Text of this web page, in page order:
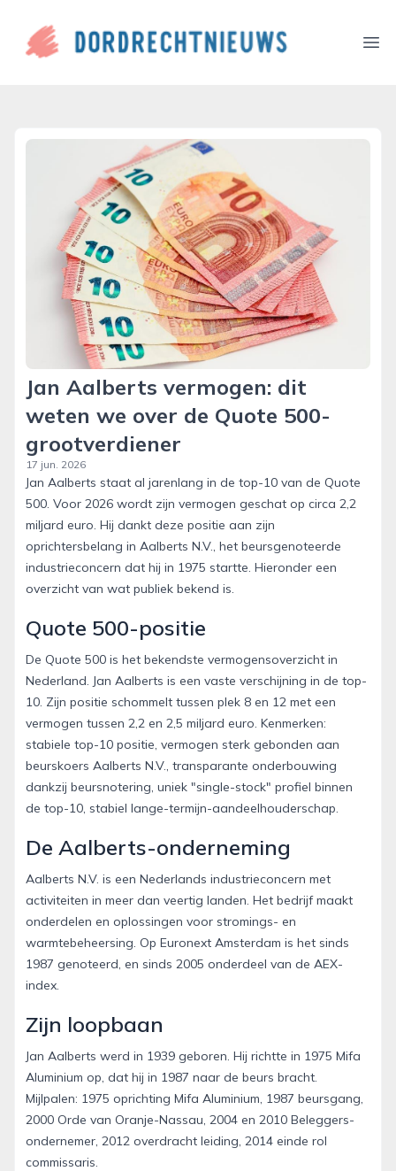
dordrechtnieuws.nl
Jan Aalberts vermogen: dit
weten we over de Quote 500-
grootverdiener
17 jun. 2026
Jan Aalberts staat al jarenlang in de top-10 van de Quote
500. Voor 2026 wordt zijn vermogen geschat op circa 2,2
miljard euro. Hij dankt deze positie aan zijn
oprichtersbelang in Aalberts N.V., het beursgenoteerde
industrieconcern dat hij in 1975 startte. Hieronder een
overzicht van wat publiek bekend is.
Quote 500-positie
De Quote 500 is het bekendste vermogensoverzicht in
Nederland. Jan Aalberts is een vaste verschijning in de top-
10. Zijn positie schommelt tussen plek 8 en 12 met een
vermogen tussen 2,2 en 2,5 miljard euro. Kenmerken:
stabiele top-10 positie, vermogen sterk gebonden aan
beurskoers Aalberts N.V., transparante onderbouwing
dankzij beursnotering, uniek "single-stock" profiel binnen
de top-10, stabiel lange-termijn-aandeelhouderschap.
De Aalberts-onderneming
Aalberts N.V. is een Nederlands industrieconcern met
activiteiten in meer dan veertig landen. Het bedrijf maakt
onderdelen en oplossingen voor stromings- en
warmtebeheersing. Op Euronext Amsterdam is het sinds
1987 genoteerd, en sinds 2005 onderdeel van de AEX-
index.
Zijn loopbaan
Jan Aalberts werd in 1939 geboren. Hij richtte in 1975 Mifa
Aluminium op, dat hij in 1987 naar de beurs bracht.
Mijlpalen: 1975 oprichting Mifa Aluminium, 1987 beursgang,
2000 Orde van Oranje-Nassau, 2004 en 2010 Beleggers-
ondernemer, 2012 overdracht leiding, 2014 einde rol
commissaris.